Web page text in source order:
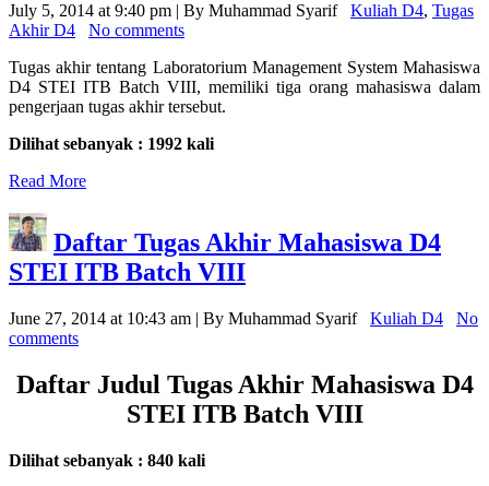
July 5, 2014 at 9:40 pm | By Muhammad Syarif Kuliah D4, Tugas
Akhir D4
No comments
Tugas akhir tentang Laboratorium Management System Mahasiswa
D4 STEI ITB Batch VIII, memiliki tiga orang mahasiswa dalam
pengerjaan tugas akhir tersebut.
Dilihat sebanyak : 1992 kali
Read More
Daftar Tugas Akhir Mahasiswa D4
STEI ITB Batch VIII
June 27, 2014 at 10:43 am | By Muhammad Syarif Kuliah D4
No
comments
Daftar Judul Tugas Akhir Mahasiswa D4
STEI ITB Batch VIII
Dilihat sebanyak : 840 kali